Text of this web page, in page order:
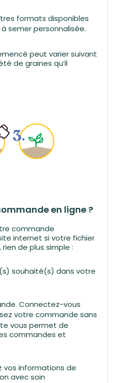
formats disponibles
semer personnalisée.
peut varier suivant
de graines qu’il
en ligne ?
commande
internet si votre fichier
de plus simple :
souhaité(s) dans votre
Connectez-vous
votre commande sans
vous permet de
commandes et
informations de
avec soin